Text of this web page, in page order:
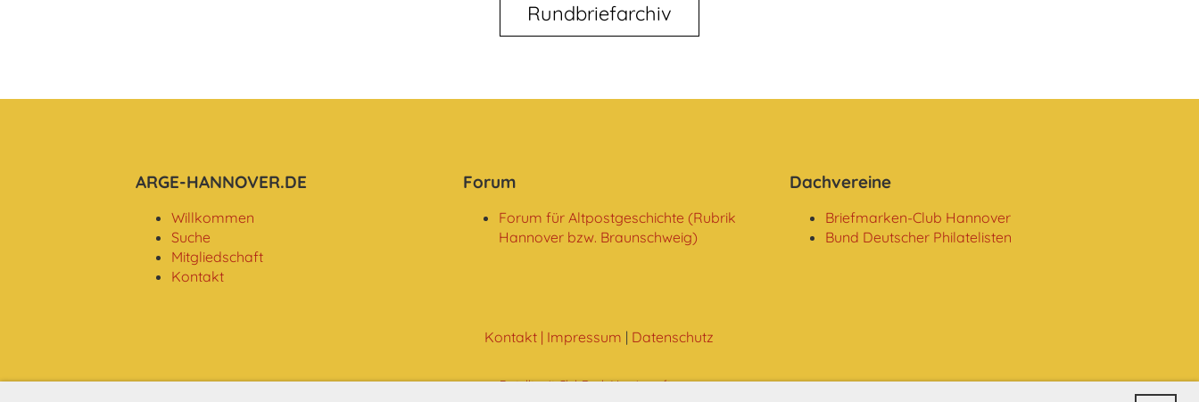
Rundbriefarchiv
ARGE-HANNOVER.DE
Willkommen
Suche
Mitgliedschaft
Kontakt
Forum
Forum für Altpostgeschichte (Rubrik
Hannover bzw. Braunschweig)
Dachvereine
Briefmarken-Club Hannover
Bund Deutscher Philatelisten
Kontakt | Impressum | Datenschutz
Erstellt mit ClubDesk Vereinssoftware